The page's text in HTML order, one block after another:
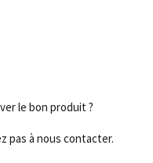
le bon produit ?
pas à nous contacter.